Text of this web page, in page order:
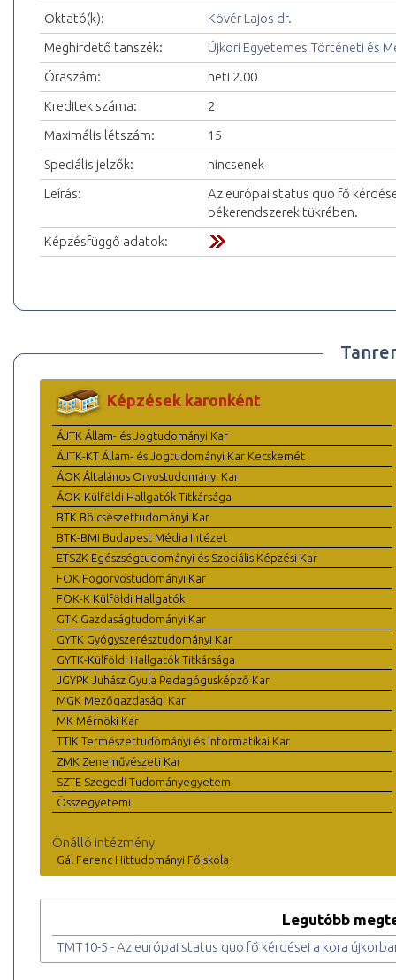
Oktató(k):
Kövér Lajos dr.
Meghirdető tanszék:
Újkori Egyetemes Történeti és
Óraszám:
heti 2.00
Kreditek száma:
2
Maximális létszám:
15
Speciális jelzők:
nincsenek
Leírás:
Az európai status quo fő
békerendszerek tükrében.
Képzésfüggő adatok:
Képzések karonként
ÁJTK Állam- és Jogtudományi Kar
ÁJTK-KT Állam- és Jogtudományi Kar Kecskemét
ÁOK Általános Orvostudományi Kar
ÁOK-Külföldi Hallgatók Titkársága
BTK Bölcsészettudományi Kar
BTK-BMI Budapest Média Intézet
ETSZK Egészségtudományi és Szociális Képzési Kar
FOK Fogorvostudományi Kar
FOK-K Külföldi Hallgatók
GTK Gazdaságtudományi Kar
GYTK Gyógyszerésztudományi Kar
GYTK-Külföldi Hallgatók Titkársága
JGYPK Juhász Gyula Pedagógusképző Kar
MGK Mezőgazdasági Kar
MK Mérnöki Kar
TTIK Természettudományi és Informatikai Kar
ZMK Zeneművészeti Kar
SZTE Szegedi Tudományegyetem
Összegyetemi
Önálló intézmény
Gál Ferenc Hittudományi Főiskola
Legutóbb
TMT10-5 - Az európai status quo fő kérdései a kora